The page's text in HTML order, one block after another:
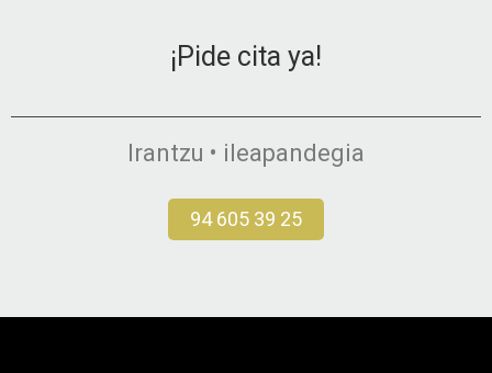
¡Pide cita ya!
Irantzu • ileapandegia
94 605 39 25